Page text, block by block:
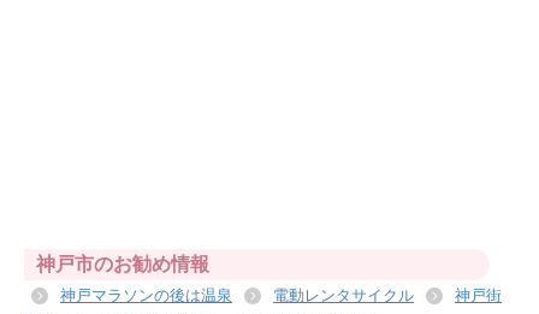
神戸市のお勧め情報
神戸マラソンの後は温泉 電動レンタサイクル
神戸街